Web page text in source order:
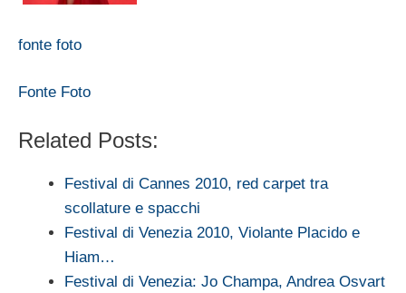
fonte foto
Fonte Foto
Related Posts:
Festival di Cannes 2010, red carpet tra
scollature e spacchi
Festival di Venezia 2010, Violante Placido e
Hiam…
Festival di Venezia: Jo Champa, Andrea Osvart